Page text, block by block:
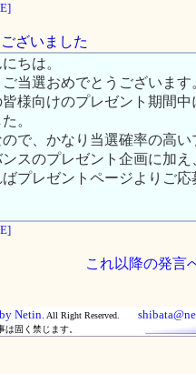
ざいました
ちは。
当選おめでとうございます
様向けのプレゼント期間
。
で、かなり当選確率の高
スのプレゼント企画に加
プレゼントページよりご
これ以降の発言
Netin. All Right Reserved.
固く禁じます。